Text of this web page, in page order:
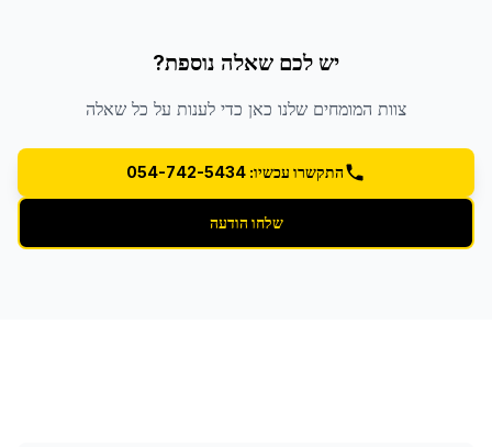
יש לכם שאלה נוספת?
צוות המומחים שלנו כאן כדי לענות על כל שאלה
התקשרו עכשיו: 054-742-5434
שלחו הודעה